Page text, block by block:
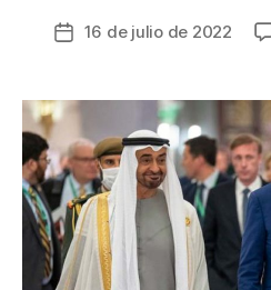
Fecha
entrada
16 de julio de 2022